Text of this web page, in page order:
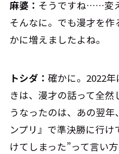
麻婆： そうですね……変
そんなに。でも漫才を
かに増えましたよね。
トシダ：確かに。2022
きは、漫才の話って全然
うなったのは、あの翌年
ンプリ』で準決勝に行け
けてしまった”って言い